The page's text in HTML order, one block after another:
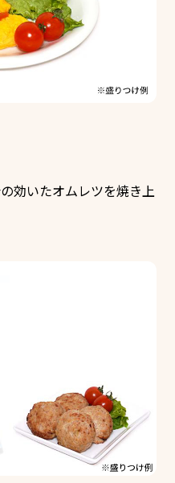
効いたオムレツを焼き上